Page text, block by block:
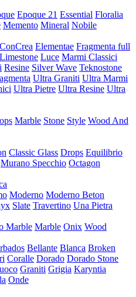
Epoque 21 Essential Floralia
Memento Mineral Nobile
ConCrea Elementae Fragmenta full
Limestone Luce Marmi Classici
Resine Silver Wave Teknostone
Ultra Graniti Ultra Marmi
Ultra Pietre Ultra Resine Ultra
Marble Stone Style Wood And
Classic Glass Drops Equilibrio
Murano Specchio Octagon
Moderno Moderno Beton
Slate Travertino Una Pietra
Marble Marble Onix Wood
Bellante Blanca Broken
Coralle Dorado Dorado Stone
Graniti Grigia Karyntia
Onde